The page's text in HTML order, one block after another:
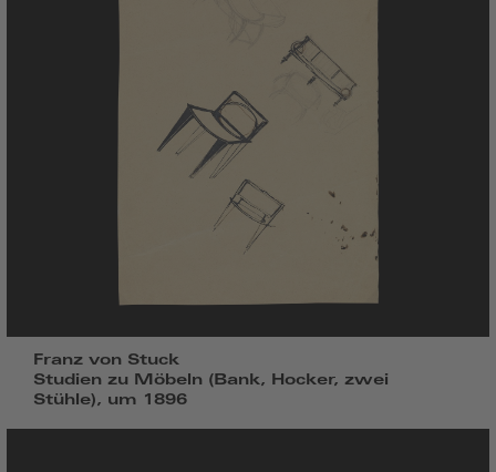
Franz von Stuck
Studien zu Möbeln (Bank, Hocker, zwei
Stühle), um 1896